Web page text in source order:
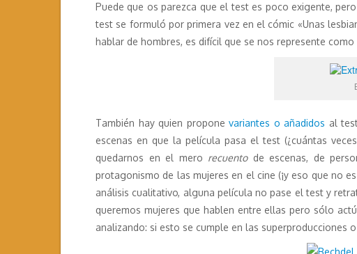
Puede que os parezca que el test es poco exigente,
test se formuló por primera vez en el cómic «Unas
hablar de hombres, es difícil que se nos represente como
También hay quien proponevariantes o añadidos al
escenas en que la película pasa el test (¿cuántas
quedarnos en el mero recuentode escenas, de
protagonismo de las mujeres en el cine (¡y eso que no
análisis cualitativo, alguna película no pase el test y
queremos mujeres que hablen entre ellas pero sólo
analizando: si esto se cumple en las superproducciones